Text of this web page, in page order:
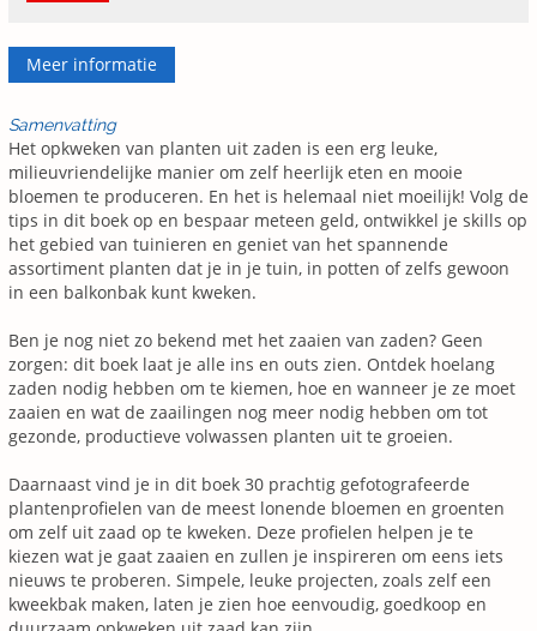
Meer informatie
Samenvatting
Het opkweken van planten uit zaden is een erg leuke,
milieuvriendelijke manier om zelf heerlijk eten en mooie
bloemen te produceren. En het is helemaal niet moeilijk! Volg de
tips in dit boek op en bespaar meteen geld, ontwikkel je skills op
het gebied van tuinieren en geniet van het spannende
assortiment planten dat je in je tuin, in potten of zelfs gewoon
in een balkonbak kunt kweken.
Ben je nog niet zo bekend met het zaaien van zaden? Geen
zorgen: dit boek laat je alle ins en outs zien. Ontdek hoelang
zaden nodig hebben om te kiemen, hoe en wanneer je ze moet
zaaien en wat de zaailingen nog meer nodig hebben om tot
gezonde, productieve volwassen planten uit te groeien.
Daarnaast vind je in dit boek 30 prachtig gefotografeerde
plantenprofielen van de meest lonende bloemen en groenten
om zelf uit zaad op te kweken. Deze profielen helpen je te
kiezen wat je gaat zaaien en zullen je inspireren om eens iets
nieuws te proberen. Simpele, leuke projecten, zoals zelf een
kweekbak maken, laten je zien hoe eenvoudig, goedkoop en